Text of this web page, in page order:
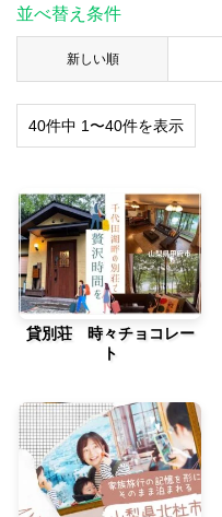
並べ替え条件
新しい順
40件中 1〜40件を表示
貸別荘 時々チョコレー
ト